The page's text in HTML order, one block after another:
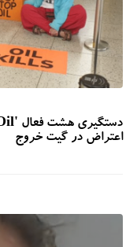
اعتراض در گیت خروج